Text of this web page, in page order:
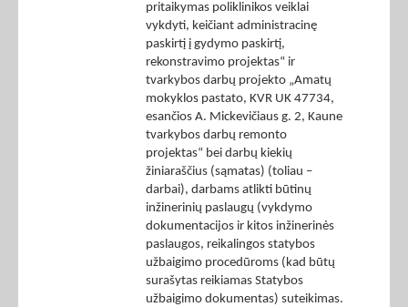
pritaikymas poliklinikos veiklai
vykdyti, keičiant administracinę
paskirtį į gydymo paskirtį,
rekonstravimo projektas“ ir
tvarkybos darbų projekto „Amatų
mokyklos pastato, KVR UK 47734,
esančios A. Mickevičiaus g. 2, Kaune
tvarkybos darbų remonto
projektas“ bei darbų kiekių
žiniaraščius (sąmatas) (toliau –
darbai), darbams atlikti būtinų
inžinerinių paslaugų (vykdymo
dokumentacijos ir kitos inžinerinės
paslaugos, reikalingos statybos
užbaigimo procedūroms (kad būtų
surašytas reikiamas Statybos
užbaigimo dokumentas) suteikimas.